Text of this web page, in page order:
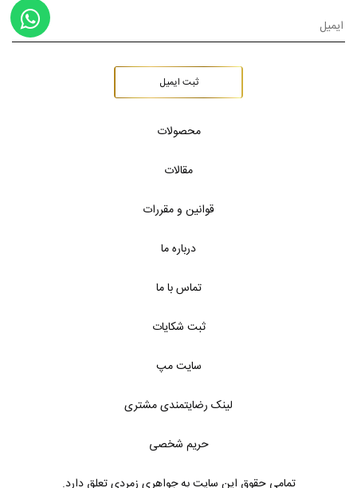
ثبت ایمیل
محصولات
مقالات
قوانین و مقررات
درباره ما
تماس با ما
ثبت شکایات
سایت مپ
لینک رضایتمندی مشتری
حریم شخصی
تمامی حقوق این سایت به جواهری زمردی تعلق دارد.